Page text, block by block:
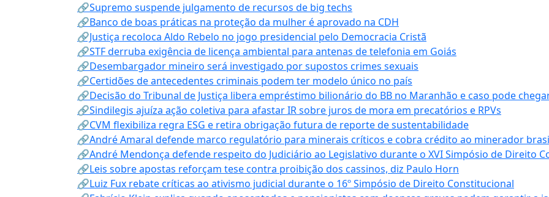
🔗Supremo suspende julgamento de recursos de big techs
🔗Banco de boas práticas na proteção da mulher é aprovado na CDH
🔗Justiça recoloca Aldo Rebelo no jogo presidencial pelo Democracia Cristã
🔗STF derruba exigência de licença ambiental para antenas de telefonia em Goiás
🔗Desembargador mineiro será investigado por supostos crimes sexuais
🔗Certidões de antecedentes criminais podem ter modelo único no país
🔗Decisão do Tribunal de Justiça libera empréstimo bilionário do BB no Maranhão e caso pode chegar
🔗Sindilegis ajuíza ação coletiva para afastar IR sobre juros de mora em precatórios e RPVs
🔗CVM flexibiliza regra ESG e retira obrigação futura de reporte de sustentabilidade
🔗André Amaral defende marco regulatório para minerais críticos e cobra crédito ao minerador
🔗André Mendonça defende respeito do Judiciário ao Legislativo durante o XVI Simpósio de Direito
🔗Leis sobre apostas reforçam tese contra proibição dos cassinos, diz Paulo Horn
🔗Luiz Fux rebate críticas ao ativismo judicial durante o 16º Simpósio de Direito Constitucional